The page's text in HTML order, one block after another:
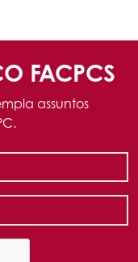
FACPCS
assuntos